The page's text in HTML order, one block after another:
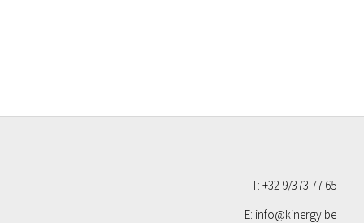
T: +32 9/373 77 65
E: info@kinergy.be